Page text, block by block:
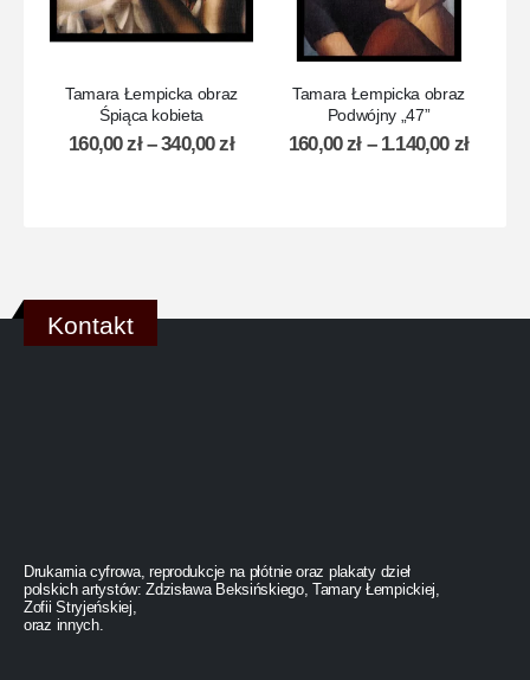
Tamara Łempicka obraz
Śpiąca kobieta
160,00zł – 340,00zł
Tamara Łempicka obraz
Podwójny „47”
160,00zł – 1.140,00 zł
Kontakt
Drukarnia cyfrowa, reprodukcje na płótnie oraz plakaty dzieł
polskich artystów: Zdzisława Beksińskiego, Tamary Łempickiej,
Zofii Stryjeńskiej,
oraz innych.